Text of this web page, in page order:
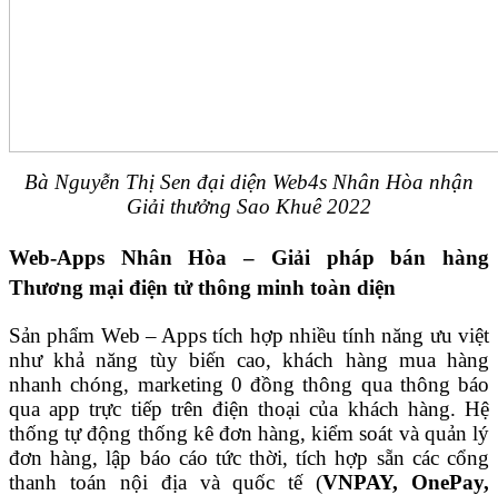
Bà Nguyễn Thị Sen đại diện Web4s Nhân Hòa nhận
Giải thưởng Sao Khuê 2022
Web-Apps Nhân Hòa – Giải pháp bán hàng
Thương mại điện tử thông minh toàn diện
Sản phẩm Web – Apps tích hợp nhiều tính năng ưu việt
như khả năng tùy biến cao, khách hàng mua hàng
nhanh chóng, marketing 0 đồng thông qua thông báo
qua app trực tiếp trên điện thoại của khách hàng. Hệ
thống tự động thống kê đơn hàng, kiểm soát và quản lý
đơn hàng, lập báo cáo tức thời, tích hợp sẵn các cổng
thanh toán nội địa và quốc tế (VNPAY, OnePay,